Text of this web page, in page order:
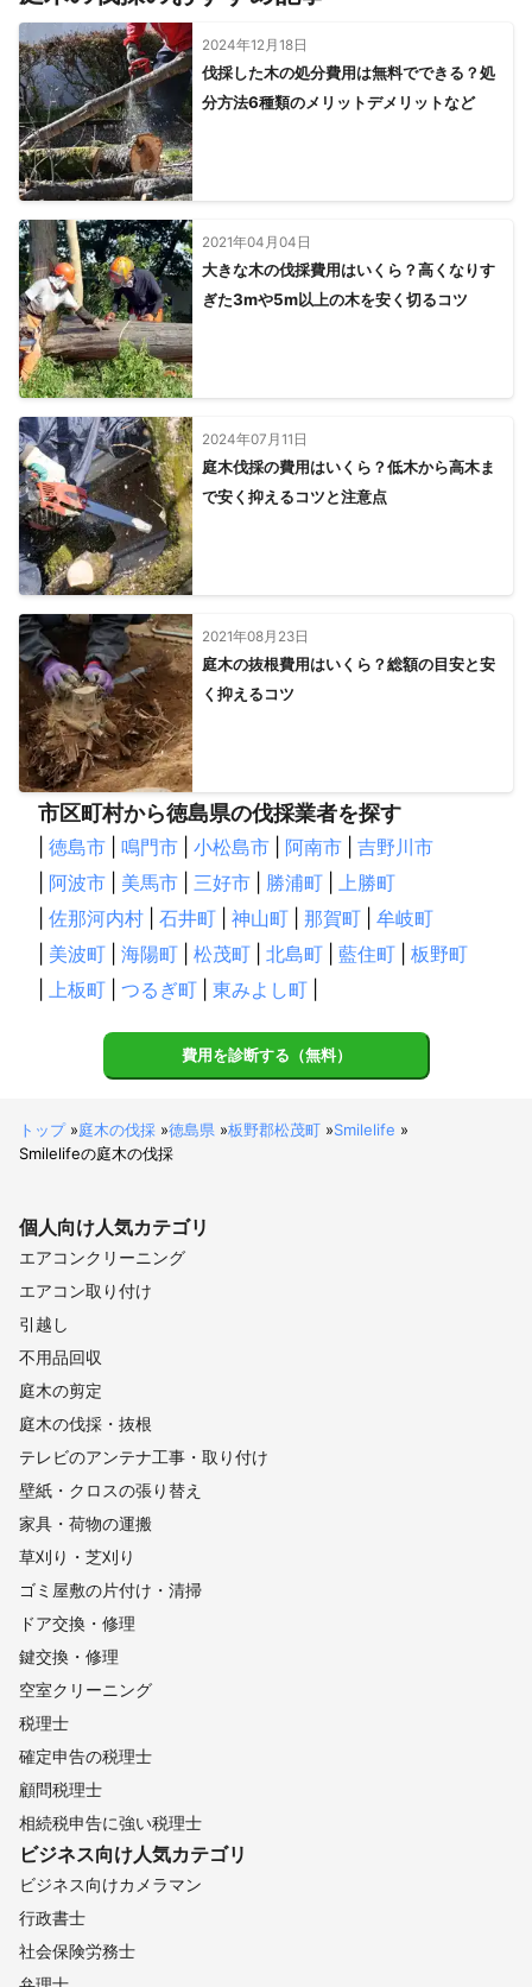
2024年12月18日
伐採した木の処分費用は無料でできる？処
分方法6種類のメリットデメリットなど
2021年04月04日
大きな木の伐採費用はいくら？高くなりす
ぎた3mや5m以上の木を安く切るコツ
2024年07月11日
庭木伐採の費用はいくら？低木から高木ま
で安く抑えるコツと注意点
2021年08月23日
庭木の抜根費用はいくら？総額の目安と安
く抑えるコツ
市区町村から徳島県の伐採業者を探す
徳島市 鳴門市 小松島市 阿南市
吉野川市
阿波市 美馬市 三好市 勝浦町
上勝町
佐那河内村 石井町 神山町 那賀町
牟岐町
美波町 海陽町 松茂町 北島町 藍住町
板野町
上板町 つるぎ町 東みよし町
費用を診断する（無料）
トップ»庭木の伐採 »徳島県 »板野郡松茂町 »Smilelife »
Smilelifeの庭木の伐採
個人向け人気カテゴリ
エアコンクリーニング
エアコン取り付け
引越し
不用品回収
庭木の剪定
庭木の伐採・抜根
テレビのアンテナ工事・取り付け
壁紙・クロスの張り替え
家具・荷物の運搬
草刈り・芝刈り
ゴミ屋敷の片付け・清掃
ドア交換・修理
鍵交換・修理
空室クリーニング
税理士
確定申告の税理士
顧問税理士
相続税申告に強い税理士
ビジネス向け人気カテゴリ
ビジネス向けカメラマン
行政書士
社会保険労務士